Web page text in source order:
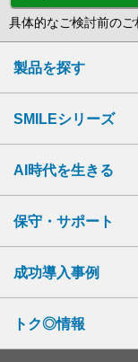
具体的なご検討前のご
製品を探す
SMILEシリーズ
AI時代を生きる
保守・サポート
成功導入事例
トク◎情報